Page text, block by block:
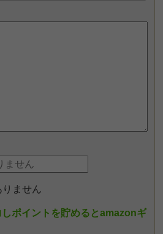
ません
ポイントを貯めるとamazonギ